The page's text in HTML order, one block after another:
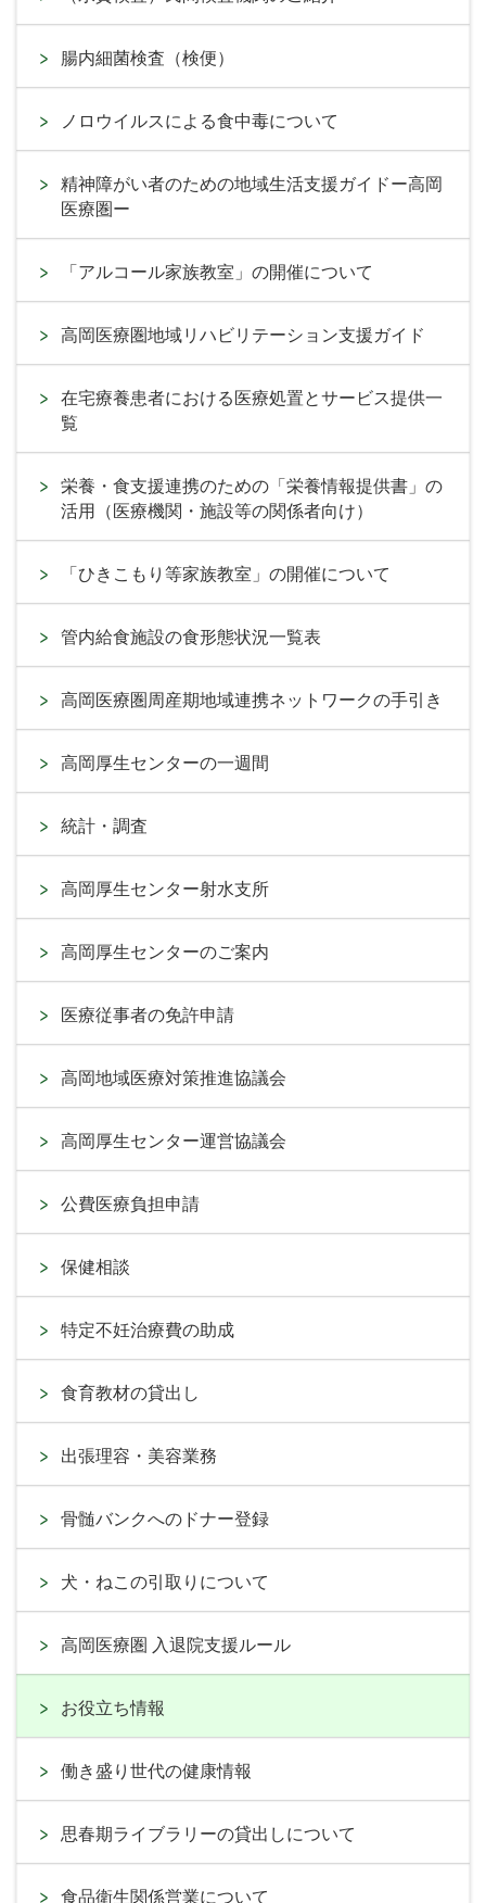
腸内細菌検査（検便）
ノロウイルスによる食中毒について
精神障がい者のための地域生活支援ガイドー高岡
医療圏ー
「アルコール家族教室」の開催について
高岡医療圏地域リハビリテーション支援ガイド
在宅療養患者における医療処置とサービス提供一
覧
栄養・食支援連携のための「栄養情報提供書」の
活用（医療機関・施設等の関係者向け）
「ひきこもり等家族教室」の開催について
管内給食施設の食形態状況一覧表
高岡医療圏周産期地域連携ネットワークの手引き
高岡厚生センターの一週間
統計・調査
高岡厚生センター射水支所
高岡厚生センターのご案内
医療従事者の免許申請
高岡地域医療対策推進協議会
高岡厚生センター運営協議会
公費医療負担申請
保健相談
特定不妊治療費の助成
食育教材の貸出し
出張理容・美容業務
骨髄バンクへのドナー登録
犬・ねこの引取りについて
高岡医療圏 入退院支援ルール
お役立ち情報
働き盛り世代の健康情報
思春期ライブラリーの貸出しについて
食品衛生関係営業について